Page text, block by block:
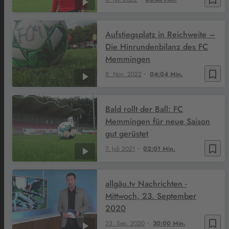
bookmark_border
8. Nov. 2022 04:04 Min.
Aufstiegsplatz in Reichweite –
Die Hinrundenbilanz des FC
Memmingen
bookmark_border
7. Juli 2021 02:01 Min.
Bald rollt der Ball: FC
Memmingen für neue Saison
gut gerüstet
bookmark_border
23. Sep. 2020 30:00 Min.
allgäu.tv Nachrichten -
Mittwoch, 23. September
2020